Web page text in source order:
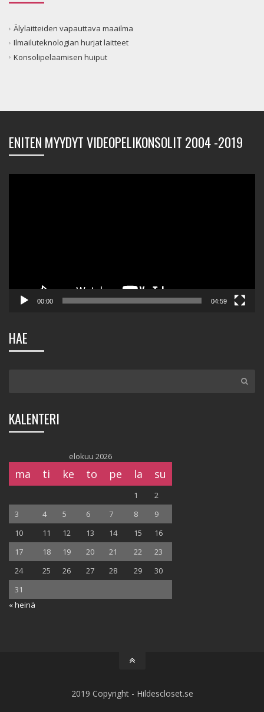
Älylaitteiden vapauttava maailma
Ilmailuteknologian hurjat laitteet
Konsolipelaamisen huiput
ENITEN MYYDYT VIDEOPELIKONSOLIT 2004 -2019
00:00 04:59
HAE
KALENTERI
elokuu 2026
ma ti ke to pe la su
1
2
3
4 5 6 7 8
9
10
11 12 13 14 15
16
17
18 19 20 21 22
23
24
25 26 27 28 29
30
31
« heinä